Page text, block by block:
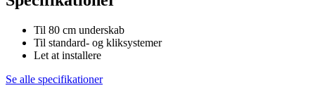
Til 80 cm underskab
Til standard- og kliksystemer
Let at installere
Se alle specifikationer